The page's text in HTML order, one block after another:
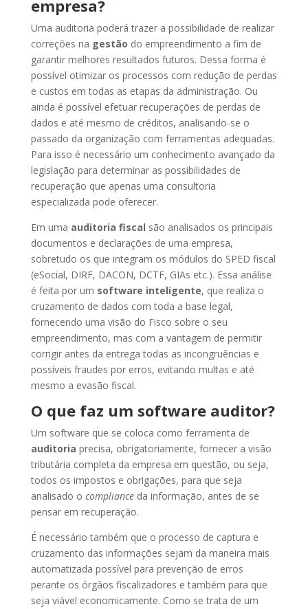
empresa?
Uma auditoria poderá trazer a possibilidade de realizar
correções na gestão do empreendimento a fim de
garantir melhores resultados futuros. Dessa forma é
possível otimizar os processos com redução de perdas
e custos em todas as etapas da administração. Ou
ainda é possível efetuar recuperações de perdas de
dados e até mesmo de créditos, analisando-se o
passado da organização com ferramentas adequadas.
Para isso é necessário um conhecimento avançado da
legislação para determinar as possibilidades de
recuperação que apenas uma consultoria
especializada pode oferecer.
Em uma auditoria fiscal são analisados os principais
documentos e declarações de uma empresa,
sobretudo os que integram os módulos do SPED fiscal
(eSocial, DIRF, DACON, DCTF, GIAs etc.). Essa análise
é feita por um software inteligente, que realiza o
cruzamento de dados com toda a base legal,
fornecendo uma visão do Fisco sobre o seu
empreendimento, mas com a vantagem de permitir
corrigir antes da entrega todas as incongruências e
possíveis fraudes por erros, evitando multas e até
mesmo a evasão fiscal.
O que faz um software auditor?
Um software que se coloca como ferramenta de
auditoria precisa, obrigatoriamente, fornecer a visão
tributária completa da empresa em questão, ou seja,
todos os impostos e obrigações, para que seja
analisado o complianceda informação, antes de se
pensar em recuperação.
É necessário também que o processo de captura e
cruzamento das informações sejam da maneira mais
automatizada possível para prevenção de erros
perante os órgãos fiscalizadores e também para que
seja viável economicamente. Como se trata de um